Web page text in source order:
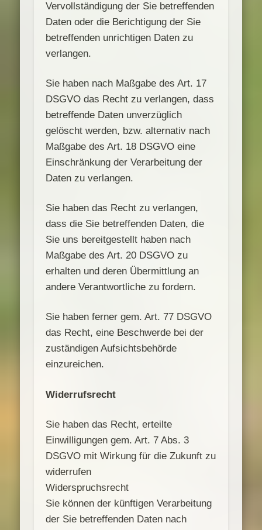
Vervollständigung der Sie betreffenden
Daten oder die Berichtigung der Sie
betreffenden unrichtigen Daten zu
verlangen.
Sie haben nach Maßgabe des Art. 17
DSGVO das Recht zu verlangen, dass
betreffende Daten unverzüglich
gelöscht werden, bzw. alternativ nach
Maßgabe des Art. 18 DSGVO eine
Einschränkung der Verarbeitung der
Daten zu verlangen.
Sie haben das Recht zu verlangen,
dass die Sie betreffenden Daten, die
Sie uns bereitgestellt haben nach
Maßgabe des Art. 20 DSGVO zu
erhalten und deren Übermittlung an
andere Verantwortliche zu fordern.
Sie haben ferner gem. Art. 77 DSGVO
das Recht, eine Beschwerde bei der
zuständigen Aufsichtsbehörde
einzureichen.
Widerrufsrecht
Sie haben das Recht, erteilte
Einwilligungen gem. Art. 7 Abs. 3
DSGVO mit Wirkung für die Zukunft zu
widerrufen
Widerspruchsrecht
Sie können der künftigen Verarbeitung
der Sie betreffenden Daten nach